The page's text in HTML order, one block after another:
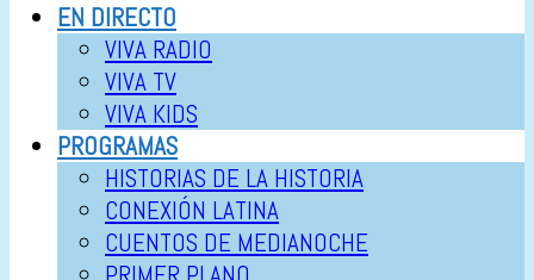
EN DIRECTO
VIVA RADIO
VIVA TV
VIVA KIDS
PROGRAMAS
HISTORIAS DE LA HISTORIA
CONEXIÓN LATINA
CUENTOS DE MEDIANOCHE